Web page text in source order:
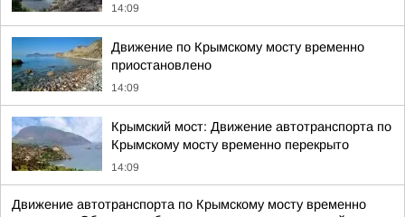
14:09
Движение по Крымскому мосту временно
приостановлено
14:09
Крымский мост: Движение автотранспорта по
Крымскому мосту временно перекрыто
14:09
Движение автотранспорта по Крымскому мосту временно